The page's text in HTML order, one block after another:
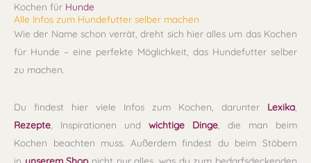
Kochen für Hunde
Alle Infos zum Hundefutter selber machen
Wie der Name schon verrät, dreht sich hier alles um das Kochen
für Hunde – eine perfekte Möglichkeit, das Hundefutter selber
zu machen.
Du findest hier viele Infos zum Kochen, darunter Lexika
Rezepte , Inspirationen und wichtige Dinge , die man beim
Kochen beachten muss. Außerdem findest du beim Stöbern
in unserem Shopnicht nur alles, was du zum bedarfsdeckenden